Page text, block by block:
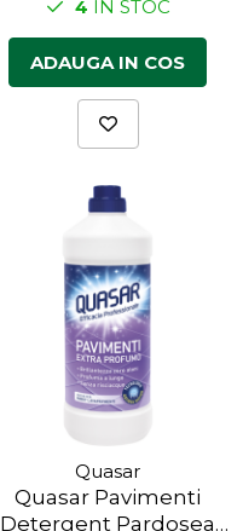
4 IN STOC
ADAUGA IN COS
Quasar
Quasar Pavimenti
Detergent Pardosea